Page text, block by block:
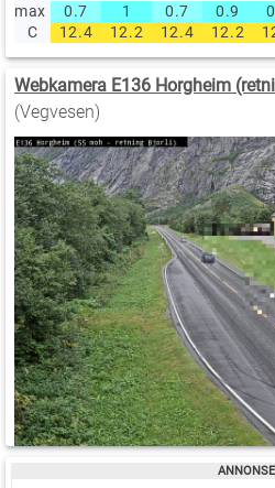
max
0.7 1 0.7 0.9
C
12.4 12.2 12.4 12.2
Webkamera E136 Horgheim
(Vegvesen)